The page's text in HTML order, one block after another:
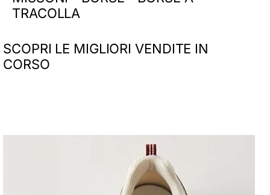
TRACOLLA
SCOPRI LE MIGLIORI VENDITE IN
CORSO